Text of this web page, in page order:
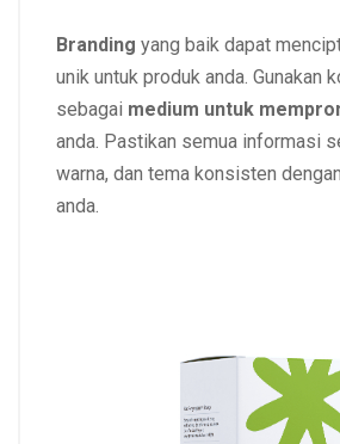
Branding yang baik dapat
unik untuk produk anda. Gunakan
sebagai medium untuk
anda. Pastikan semua informasi
warna, dan tema konsisten
anda.